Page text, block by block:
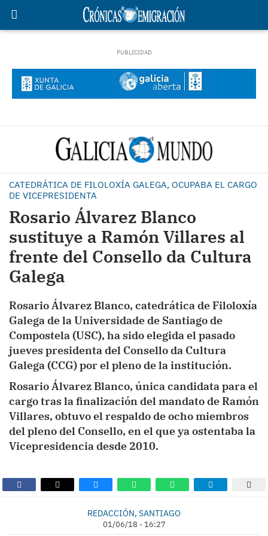
CATEDRÁTICA DE FILOLOXÍA GALEGA, OCUPABA EL CARGO
DE VICEPRESIDENTA
Rosario Álvarez Blanco
sustituye a Ramón Villares al
frente del Consello da Cultura
Galega
Rosario Álvarez Blanco, catedrática de Filoloxía
Galega de la Universidade de Santiago de
Compostela (USC), ha sido elegida el pasado
jueves presidenta del Consello da Cultura
Galega (CCG) por el pleno de la institución.
Rosario Álvarez Blanco, única candidata para el
cargo tras la finalización del mandato de Ramón
Villares, obtuvo el respaldo de ocho miembros
del pleno del Consello, en el que ya ostentaba la
Vicepresidencia desde 2010.
REDACCIÓN, SANTIAGO
01/06/18 - 16:27